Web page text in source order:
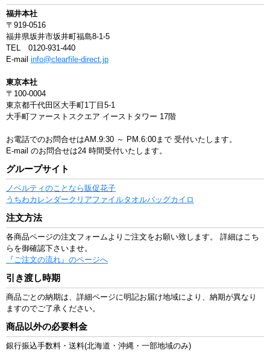
福井本社
〒919-0516
福井県坂井市坂井町福島8-1-5
TEL 0120-931-440
E-mail info@clearfile-direct.jp
東京本社
〒100-0004
東京都千代田区大手町1丁目5-1
大手町ファーストスクエア イーストタワー 17階
お電話でのお問合せはAM.9:30 ～ PM.6:00まで 受付いたします。
E-mail のお問合せは24 時間受付いたします。
グループサイト
ノベルティのことなら販促花子
うちわカレンダークリアファイルタオルバッグカイロ
注文方法
各商品ページの注文フォームよりご注文をお願い致します。 詳細はこち
らを御確認下さいませ。
『ご注文の流れ』のページへ
引き渡し時期
商品ごとの納期は、詳細ページに明記お届け地域により、納期が異なり
ますのでご了承ください。
商品以外の必要料金
銀行振込手数料・送料(北海道・沖縄・一部地域のみ)